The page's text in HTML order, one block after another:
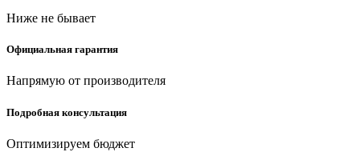
оцинкованная
без
регулируемые
веерные
(8-
quantity
Ниже не бывает
Официальная гарантия
Напрямую от производителя
Подробная консультация
Оптимизируем бюджет